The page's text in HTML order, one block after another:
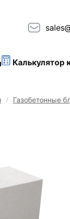
Калькулятор
Газобетонные